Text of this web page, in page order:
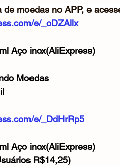
moedas no APP, e
e/_oDZAllx
Aço inox(AliExpress)
Moedas
e/_DdHrRp5
Aço inox(AliExpress)
R$14,25)